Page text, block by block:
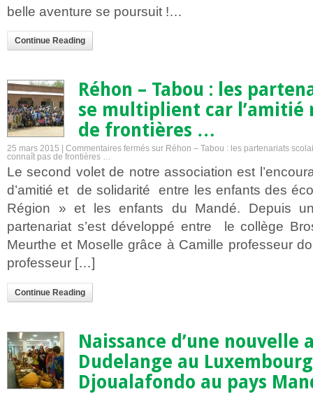
belle aventure se poursuit !…
Continue Reading
25 mars 2015 | Commentaires fermés sur Réhon – Tabou : les partenariats
connaît pas de frontières …
Réhon – Tabou : les
se multiplient car l’amitié
de frontières …
Le second volet de notre association est
d’amitié et de solidarité entre les enfants des
Région » et les enfants du Mandé. Depuis
partenariat s’est développé entre le collège
Meurthe et Moselle grâce à Camille professeur
professeur […]
Continue Reading
Naissance d’une nouvelle
Dudelange au
Djoualafondo au pays